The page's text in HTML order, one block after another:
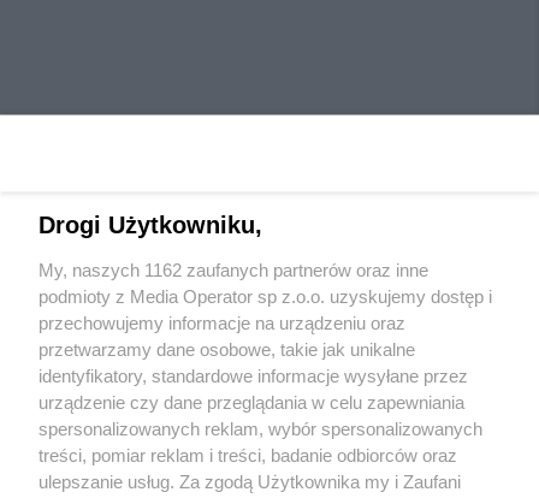
Wydawca mediówlokalnych
Nie zapomnij
zapoznać się z:
polityką prywatności regulamin korzystania z portali
Twojemiasto Skontaktuj się z nami
Drogi Użytkowniku,
My, naszych 1162 zaufanych partnerów oraz inne
podmioty z Media Operator sp z.o.o. uzyskujemy dostęp i
przechowujemy informacje na urządzeniu oraz
przetwarzamy dane osobowe, takie jak unikalne
identyfikatory, standardowe informacje wysyłane przez
urządzenie czy dane przeglądania w celu zapewniania
spersonalizowanych reklam, wybór spersonalizowanych
treści, pomiar reklam i treści, badanie odbiorców oraz
ulepszanie usług. Za zgodą Użytkownika my i Zaufani